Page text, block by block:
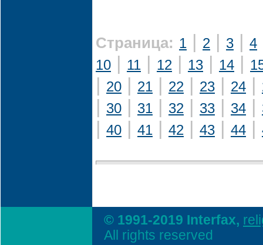
Страница: 1 2 3 4
10 11 12 13 14
20 21 22 23 24
30 31 32 33 34
40 41 42 43 44
© 1991-2019 Interfax,
All rights reserved